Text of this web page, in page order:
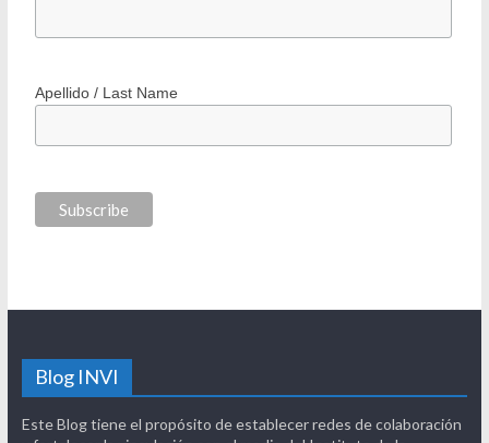
Apellido / Last Name
Blog INVI
Este Blog tiene el propósito de establecer redes de colaboración